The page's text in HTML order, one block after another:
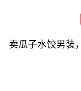
卖瓜子水饺男装